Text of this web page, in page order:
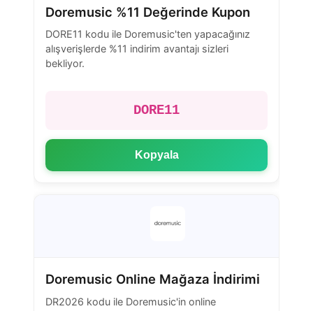
Doremusic %11 Değerinde Kupon
DORE11 kodu ile Doremusic'ten yapacağınız
alışverişlerde %11 indirim avantajı sizleri
bekliyor.
DORE11
Kopyala
Doremusic Online Mağaza İndirimi
DR2026 kodu ile Doremusic'in online